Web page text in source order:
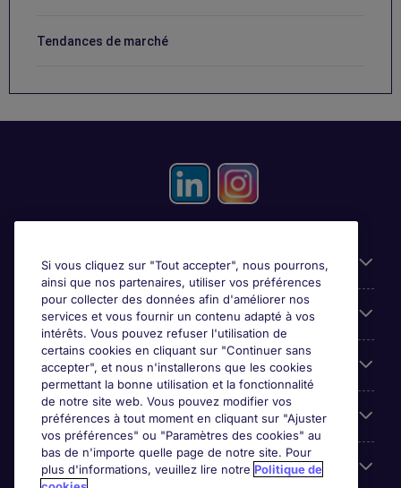
Tendances de marché
Candidats
Entreprises
Contact
Les avis Google
Nos offres d'emploi
Si vous cliquez sur "Tout accepter", nous pourrons,
ainsi que nos partenaires, utiliser vos préférences
pour collecter des données afin d'améliorer nos
services et vous fournir un contenu adapté à vos
intérêts. Vous pouvez refuser l'utilisation de
certains cookies en cliquant sur "Continuer sans
accepter", et nous n'installerons que les cookies
permettant la bonne utilisation et la fonctionnalité
de notre site web. Vous pouvez modifier vos
préférences à tout moment en cliquant sur "Ajuster
vos préférences" ou "Paramètres des cookies" au
bas de n'importe quelle page de notre site. Pour
plus d'informations, veuillez lire notre Politique de